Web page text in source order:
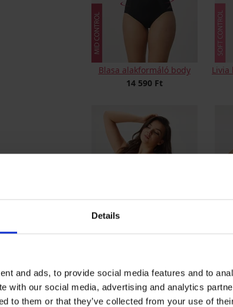
Details
and ads, to provide social media features and to
with our social media, advertising and analytics
to them or that they’ve collected from your use of
Blasa alakformáló body
14 590 Ft
Livia
Sanremo Big alakformáló női
body
22 690 Ft